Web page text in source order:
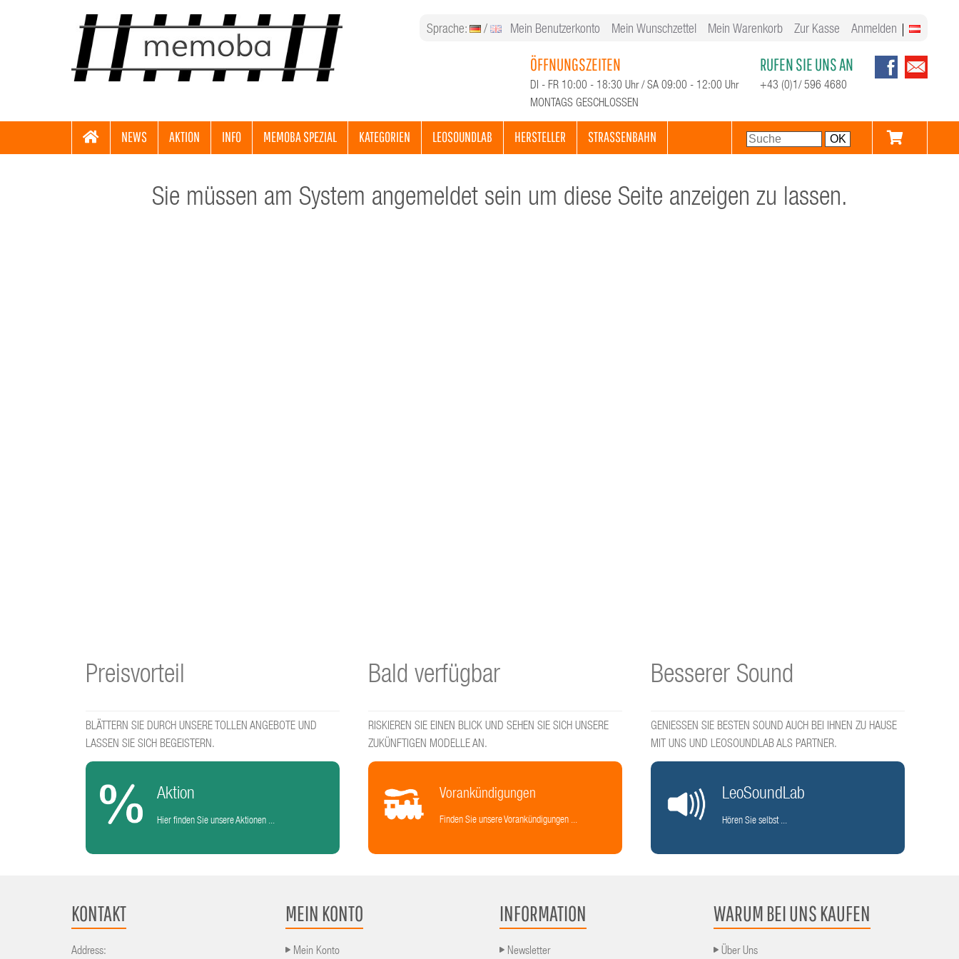
Sprache: / Mein Benutzerkonto Mein Wunschzettel Mein Warenkorb Zur Kasse Anmelden
ÖFFNUNGSZEITEN
DI - FR 10:00 - 18:30 Uhr / SA 09:00 - 12:00 Uhr
MONTAGS GESCHLOSSEN
RUFEN SIE UNS AN
+43 (0)1/ 596 4680
NEWS AKTION INFO MEMOBA SPEZIAL KATEGORIEN LEOSOUNDLAB HERSTELLER STRASSENBAHN
Sie müssen am System angemeldet sein um diese Seite anzeigen zu lassen.
Preisvorteil Bald verfügbar Besserer Sound
BLÄTTERN SIE DURCH UNSERE TOLLEN ANGEBOTE UND
LASSEN SIE SICH BEGEISTERN.
RISKIEREN SIE EINEN BLICK UND SEHEN SIE SICH UNSERE
ZUKÜNFTIGEN MODELLE AN.
GENIESSEN SIE BESTEN SOUND AUCH BEI IHNEN ZU HAUSE
MIT UNS UND LEOSOUNDLAB ALS PARTNER.
Aktion
Hier finden Sie unsere Aktionen ...
Vorankündigungen
Finden Sie unsere Vorankündigungen ...
LeoSoundLab
Hören Sie selbst ...
KONTAKT
Address:
MEIN KONTO
Mein Konto
INFORMATION
Newsletter
WARUM BEI UNS KAUFEN
Über Uns